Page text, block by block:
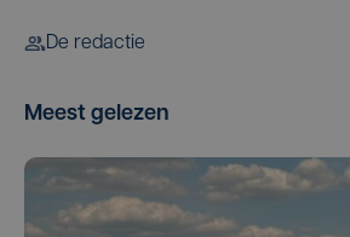
De redactie
Meest gelezen